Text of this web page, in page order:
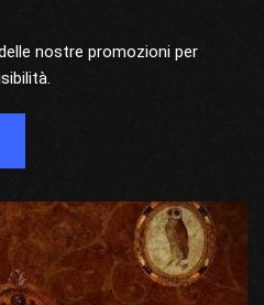
nostre promozioni per